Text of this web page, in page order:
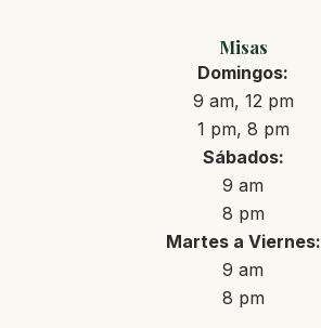
Misas
Domingos:
9 am, 12 pm
1 pm, 8 pm
Sábados:
9 am
8 pm
Martes a Viernes:
9 am
8 pm